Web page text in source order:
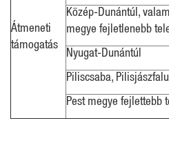
Átmeneti
támogatás
Közép-Dunántúl,
megye fejletlenebb
Nyugat-Dunántúl
Piliscsaba, Pilisjászfalu
Pest megye fejlettebb